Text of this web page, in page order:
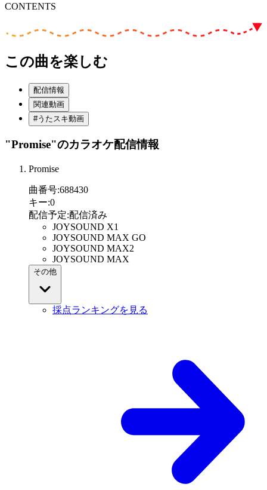
CONTENTS
この曲を楽しむ
配信情報
関連動画
#うたスキ動画
"Promise"のカラオケ配信情報
Promise
曲番号:688430
キー:0
配信予定:配信済み
JOYSOUND X1
JOYSOUND MAX GO
JOYSOUND MAX2
JOYSOUND MAX
その他
採点ランキングを見る